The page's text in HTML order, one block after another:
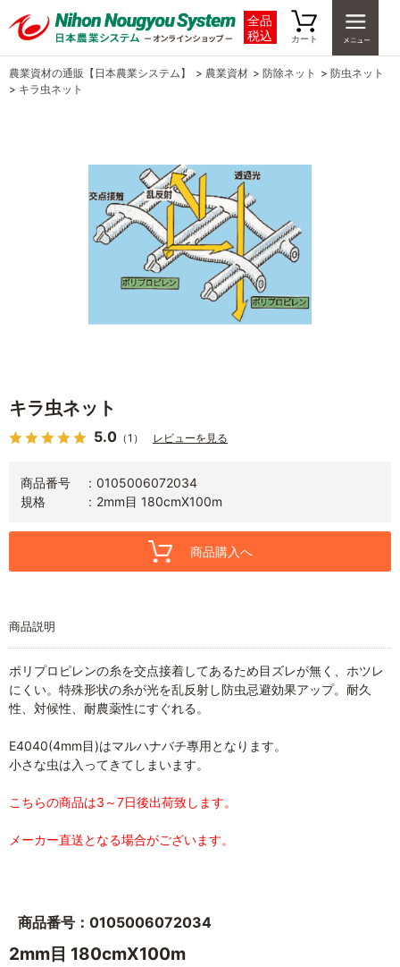
全品
税込
カート
農業資材の通販【日本農業システム】 > 農業資材 > 防除ネット > 防虫ネット
> キラ虫ネット
キラ虫ネット
5.0 （1） レビューを見る
商品番号
0105006072034
規格
2mm目 180cmX100m
商品購入へ
商品説明
ポリプロピレンの糸を交点接着してあるため目ズレが無く、ホツレ
にくい。特殊形状の糸が光を乱反射し防虫忌避効果アップ。耐久
性、対候性、耐農薬性にすぐれる。
E4040(4mm目)はマルハナバチ專用となります。
小さな虫は入ってきてしまいます。
こちらの商品は3～7日後出荷致します。
メーカー直送となる場合がございます。
商品番号：0105006072034
2mm目 180cmX100m